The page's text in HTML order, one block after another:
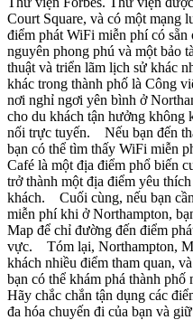
Court Square, và có một mạng
điểm phát WiFi miễn phí có
nguyên phong phú và một bảo
thuật và triển lãm lịch sử khác
khác trong thành phố là Công
nơi nghỉ ngơi yên bình ở
cho du khách tận hưởng
nối trực tuyến. Nếu bạn đến
bạn có thể tìm thấy WiFi miễn
Café là một địa điểm phổ biến
trở thành một địa điểm yêu
khách. Cuối cùng, nếu bạn
miễn phí khi ở Northampton,
Map để chỉ đường đến điểm
vực. Tóm lại, Northampton,
khách nhiều điểm tham quan,
bạn có thể khám phá thành
Hãy chắc chắn tận dụng các
đa hóa chuyến đi của bạn và